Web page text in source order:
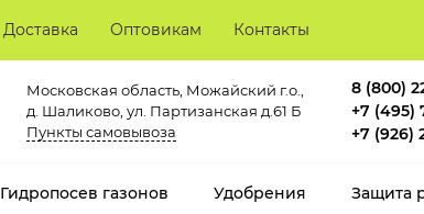
Доставка Оптовикам Контакты
Московская область, Можайский г.о.,
д. Шаликово, ул. Партизанская д.61 Б
Пункты самовывоза
8 (800)
+7 (495)
+7 (926)
Гидропосев газонов Удобрения Защита